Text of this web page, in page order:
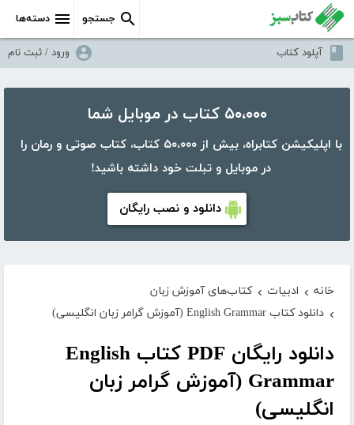
دسته‌ها جستجو
آپلود کتاب ورود / ثبت نام
۵۰،۰۰۰ کتاب در موبایل شما
با اپلیکیشن کتابراه، بیش از ۵۰،۰۰۰ کتاب، کتاب صوتی و رمان را
در موبایل و تبلت خود داشته باشید!
دانلود و نصب رایگان
خانه › ادبیات › کتاب‌های آموزش زبان
› دانلود کتاب English Grammar (آموزش گرامر زبان انگلیسی)
دانلود رایگان PDF کتاب English
Grammar (آموزش گرامر زبان
انگلیسی)